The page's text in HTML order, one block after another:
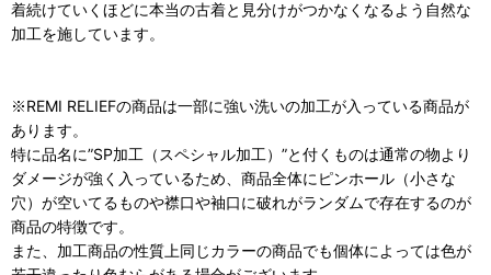
着続けていくほどに本当の古着と見分けがつかなくなるよう自然な
加工を施しています。
※REMI RELIEFの商品は一部に強い洗いの加工が入っている商品が
あります。
特に品名に”SP加工（スペシャル加工）”と付くものは通常の物より
ダメージが強く入っているため、商品全体にピンホール（小さな
穴）が空いてるものや襟口や袖口に破れがランダムで存在するのが
商品の特徴です。
また、加工商品の性質上同じカラーの商品でも個体によっては色が